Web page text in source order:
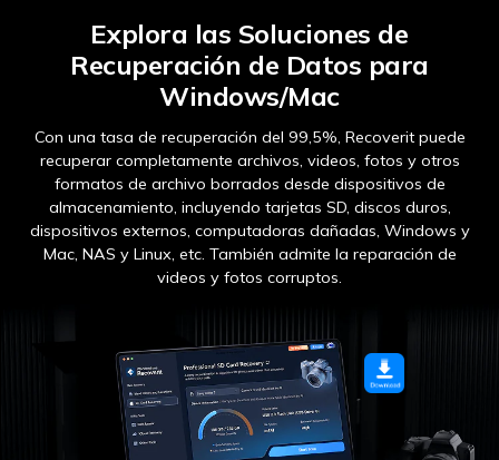
Explora las Soluciones de
Recuperación de Datos para
Windows/Mac
Con una tasa de recuperación del 99,5%, Recoverit puede
recuperar completamente archivos, videos, fotos y otros
formatos de archivo borrados desde dispositivos de
almacenamiento, incluyendo tarjetas SD, discos duros,
dispositivos externos, computadoras dañadas, Windows y
Mac, NAS y Linux, etc. También admite la reparación de
videos y fotos corruptos.